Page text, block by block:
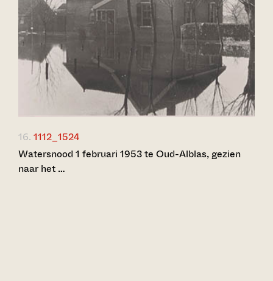
16. 1112_1524
Watersnood 1 februari 1953 te Oud-Alblas, gezien
naar het …